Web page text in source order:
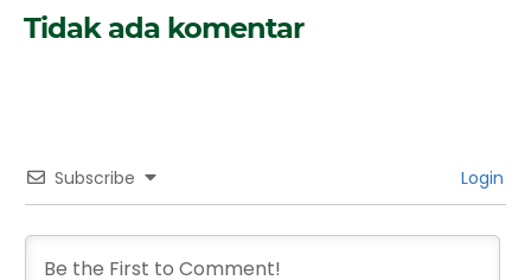
Tidak ada komentar
Subscribe Login